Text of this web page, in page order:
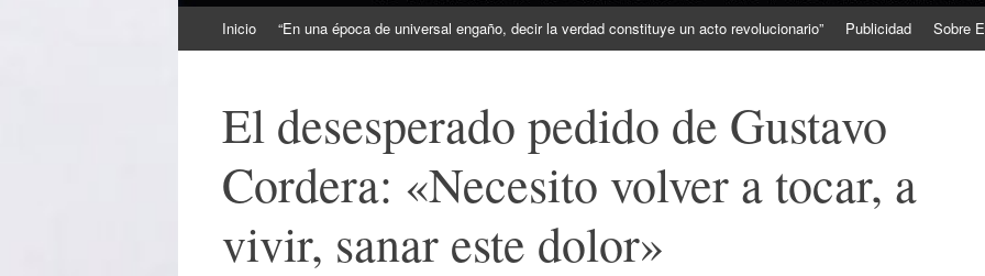
al
Inicio “En una época de universal engaño, decir la verdad constituye un acto revolucionario” Publicidad Sobre
El desesperado pedido de Gustavo
Cordera: «Necesito volver a tocar, a
vivir, sanar este dolor»